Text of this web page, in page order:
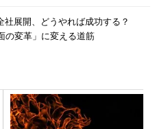
社展開、どうやれば成功する？
の変革」に変える道筋